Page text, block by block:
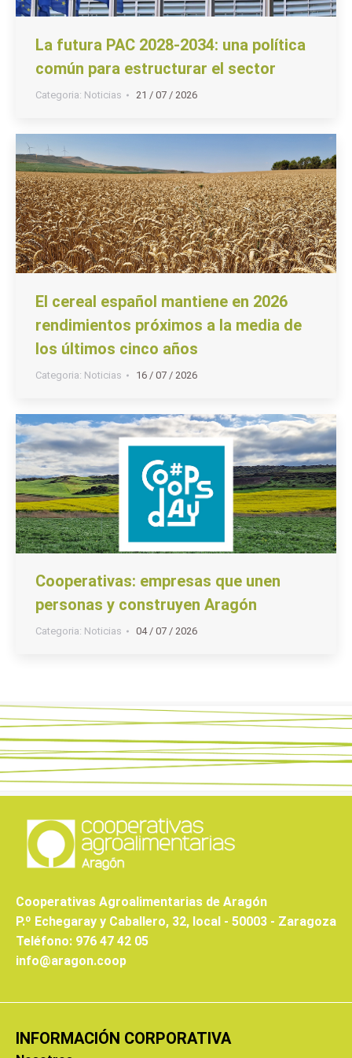
La futura PAC 2028-2034: una política
común para estructurar el sector
Categoria: Noticias 21 / 07 / 2026
El cereal español mantiene en 2026
rendimientos próximos a la media de
los últimos cinco años
Categoria: Noticias 16 / 07 / 2026
Cooperativas: empresas que unen
personas y construyen Aragón
Categoria: Noticias 04 / 07 / 2026
Cooperativas Agroalimentarias de Aragón
P.º Echegaray y Caballero, 32, local - 50003 - Zaragoza
Teléfono: 976 47 42 05
info@aragon.coop
INFORMACIÓN CORPORATIVA